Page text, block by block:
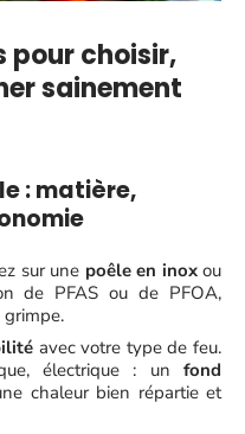
pour choisir,
sainement
: matière,
sur une poêle en inoxou
de PFAS ou de PFOA,
avec votre type de feu.
électrique : un fond
chaleur bien répartie et